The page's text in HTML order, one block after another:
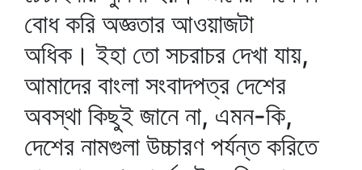
বোধ করি অজ্ঞতার আওয়াজটা
অধিক। ইহা তো সচরাচর দেখা যায়,
আমাদের বাংলা সংবাদপত্র দেশের
অবস্থা কিছুই জানে না, এমন-কি,
দেশের নামগুলা উচ্চারণ পর্যন্ত করিতে